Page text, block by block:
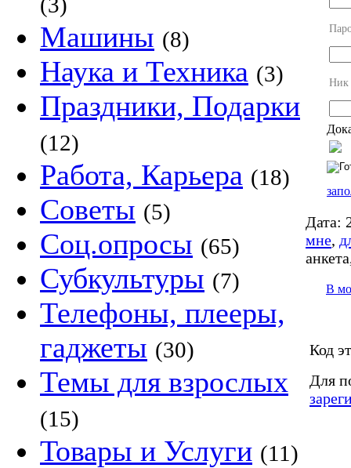
Машины (8)
Наука и Техника (3)
Праздники, Подарки
(12)
Работа, Карьера (18)
Советы (5)
Соц.опросы (65)
Субкультуры (7)
Телефоны, плееры,
гаджеты (30)
Темы для взрослых
(15)
Товары и Услуги (11)
Ник
Дата:
мне,
В
Код
Для